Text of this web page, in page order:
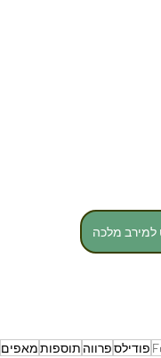
למירב מלכה
פודילספרווה תוספותמאפים